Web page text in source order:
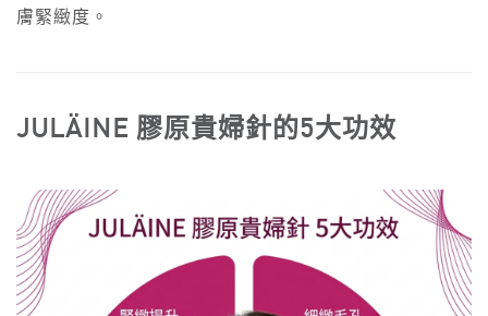
膚緊緻度。
JULÄINE 膠原貴婦針的5大功效